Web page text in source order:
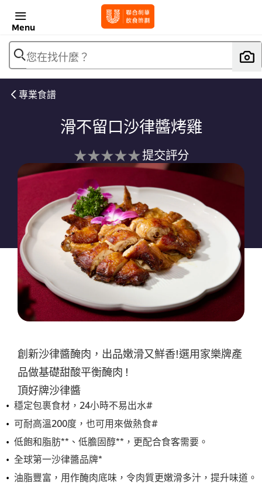
Menu
您在找什麼？
專業食譜
滑不留口沙律醬烤雞
没
有
为
这
个
recipe
提
交
评
级
提交評分
創新沙律醬醃肉，出品嫩滑又鮮香!選用家樂牌產
品做基礎甜酸平衡醃肉 !
頂好牌沙律醬
穩定包裹食材，24小時不易出水#
可耐高溫200度，也可用來做熱食#
低飽和脂肪**、低膽固醇**，更配合食客需要。
全球第一沙律醬品牌*
油脂豐富，用作醃肉底味，令肉質更嫩滑多汁，提升味道。